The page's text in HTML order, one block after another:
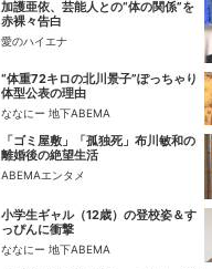
加護亜依、芸能人との“体の関係”を
赤裸々告白
愛のハイエナ
“体重72キロの北川景子”ぽっちゃり
体型公表の理由
ななにー 地下ABEMA
「ゴミ屋敷」「孤独死」布川敏和の
離婚後の絶望生活
ABEMAエンタメ
小学生ギャル（12歳）の登校姿＆す
っぴんに衝撃
ななにー 地下ABEMA